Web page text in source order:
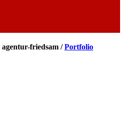
agentur-friedsam /Portfolio